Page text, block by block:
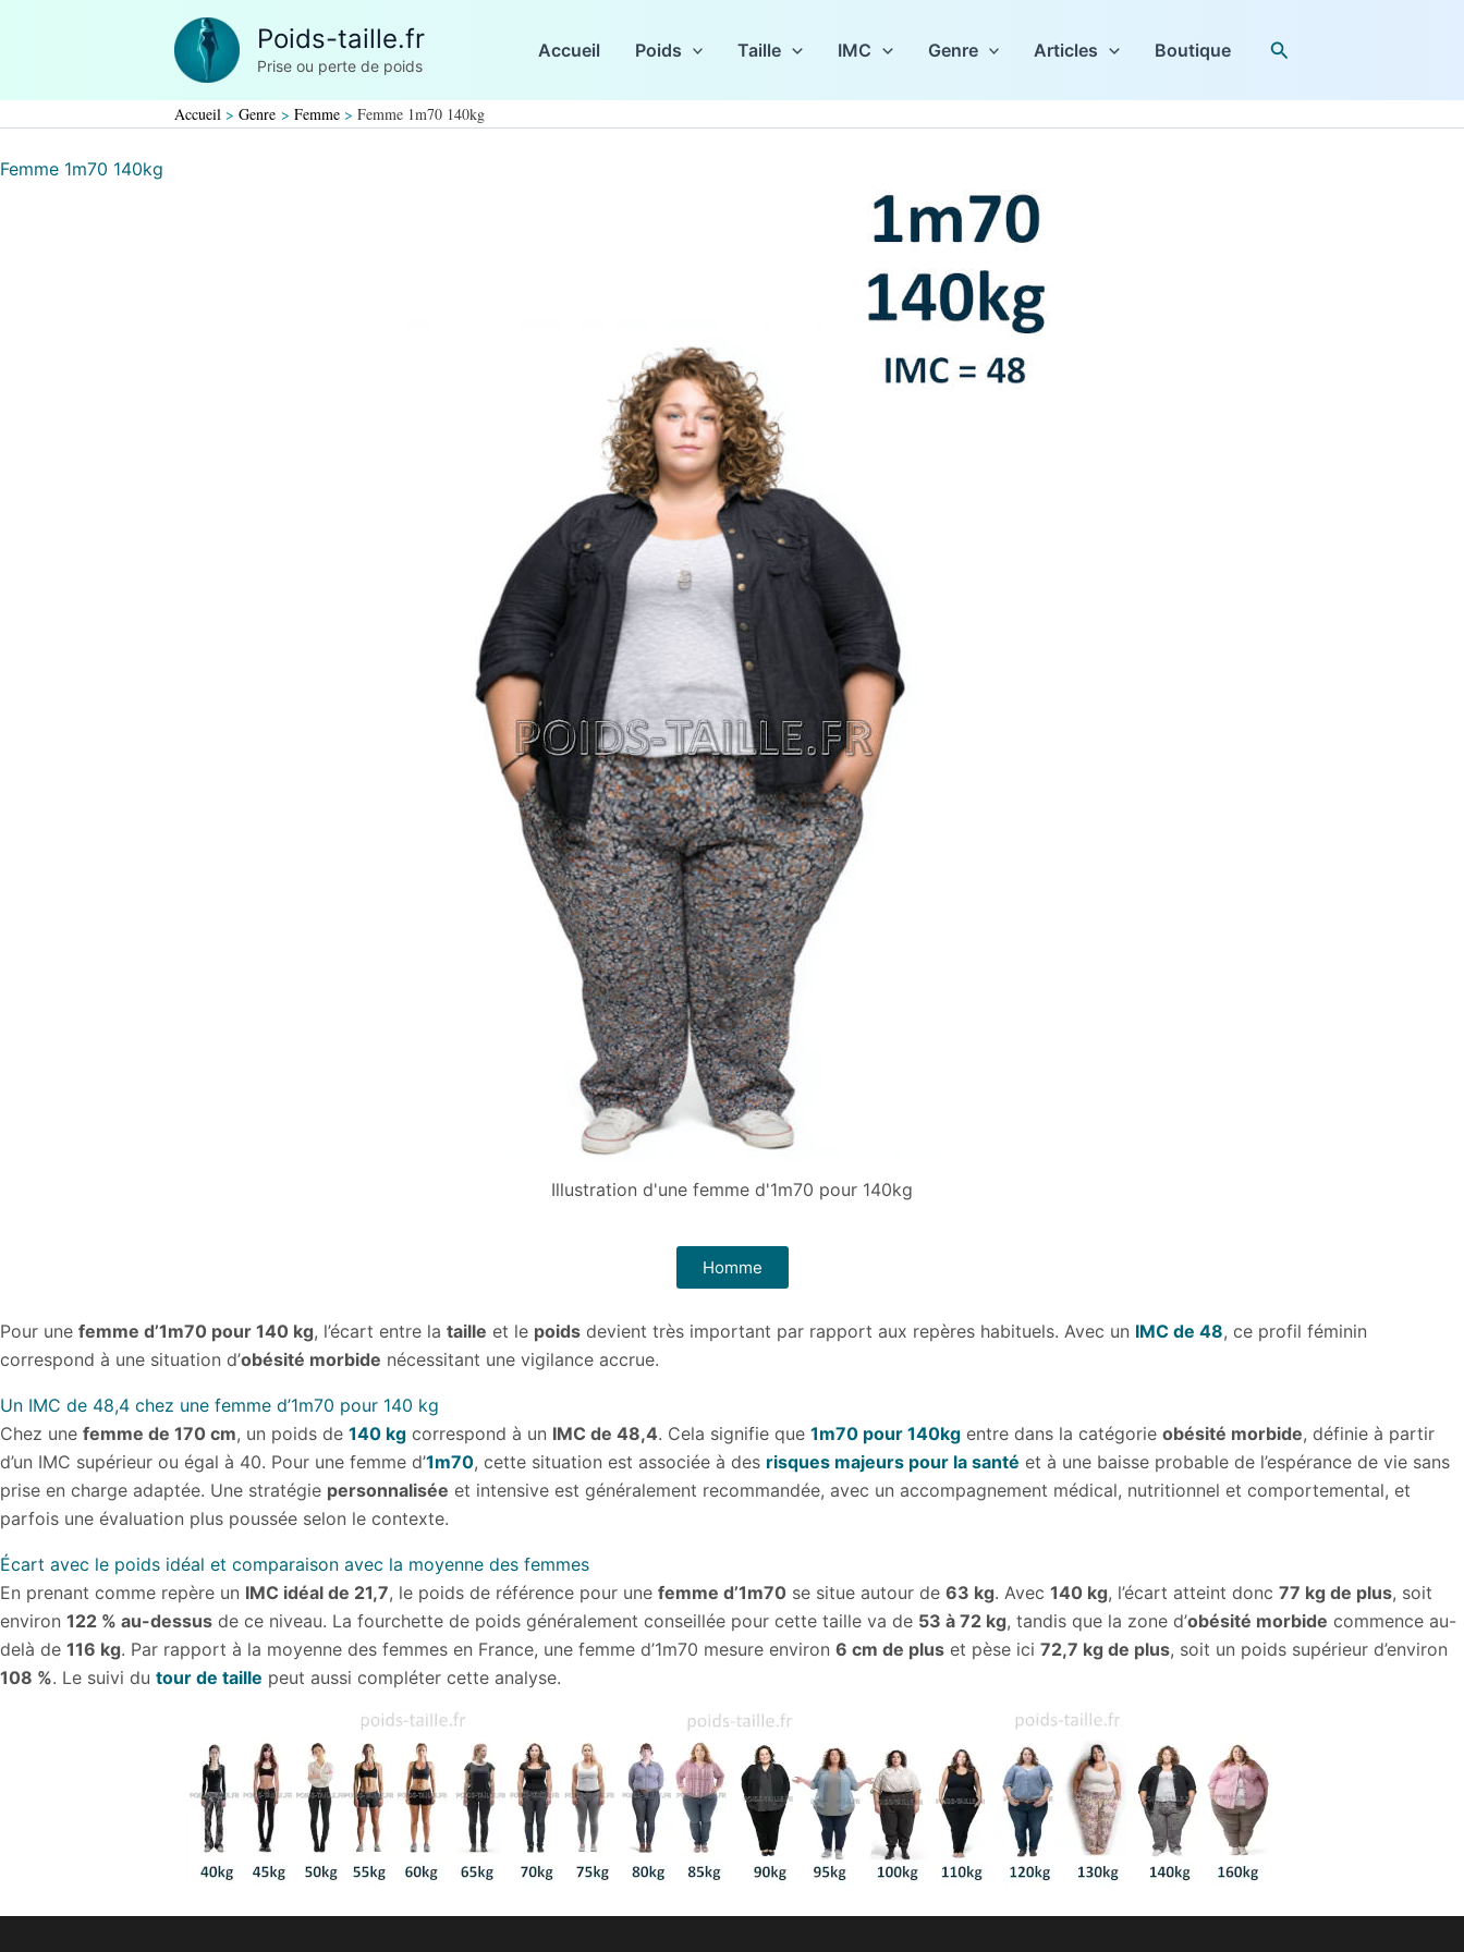
Poids-taille.fr
Prise ou perte de poids
Accueil Poids Taille IMC Genre Articles Boutique Rechercher
Accueil Genre Femme Femme 1m70 140kg
Femme 1m70 140kg
Illustration d'une femme d'1m70 pour 140kg
Homme
Pour une femme d’1m70 pour 140 kg, l’écart entre la taille et le poids devient très important par rapport aux repères habituels. Avec un IMC de 48, ce profil féminin
correspond à une situation d’obésité morbide nécessitant une vigilance accrue.
Un IMC de 48,4 chez une femme d’1m70 pour 140 kg
Chez une femme de 170 cm, un poids de 140 kg correspond à un IMC de 48,4. Cela signifie que 1m70 pour 140kg entre dans la catégorie obésité morbide, définie à partir
d’un IMC supérieur ou égal à 40. Pour une femme d’1m70, cette situation est associée à des risques majeurs pour la santé et à une baisse probable de l’espérance de vie sans
prise en charge adaptée. Une stratégie personnalisée et intensive est généralement recommandée, avec un accompagnement médical, nutritionnel et comportemental, et
parfois une évaluation plus poussée selon le contexte.
Écart avec le poids idéal et comparaison avec la moyenne des femmes
En prenant comme repère un IMC idéal de 21,7, le poids de référence pour une femme d’1m70 se situe autour de 63 kg. Avec 140 kg, l’écart atteint donc 77 kg de plus, soit
environ 122 % au-dessus de ce niveau. La fourchette de poids généralement conseillée pour cette taille va de 53 à 72 kg, tandis que la zone d’obésité morbide commence au-
delà de 116 kg. Par rapport à la moyenne des femmes en France, une femme d’1m70 mesure environ 6 cm de plus et pèse ici 72,7 kg de plus, soit un poids supérieur d’environ
108 %. Le suivi du tour de taille peut aussi compléter cette analyse.